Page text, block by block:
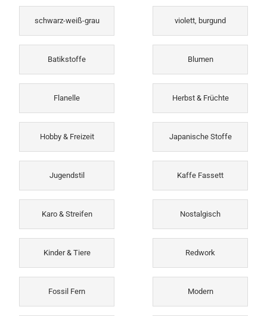
schwarz-weiß-grau violett, burgund
Batikstoffe Blumen
Flanelle Herbst & Früchte
Hobby & Freizeit Japanische Stoffe
Jugendstil Kaffe Fassett
Karo & Streifen Nostalgisch
Kinder & Tiere Redwork
Fossil Fern Modern